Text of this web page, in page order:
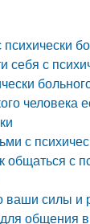
психически
себя с
человека
с
общаться с
ваши силы и
общения